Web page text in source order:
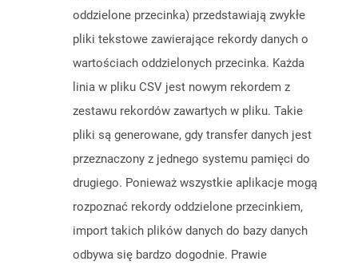
oddzielone przecinka) przedstawiają zwykłe
pliki tekstowe zawierające rekordy danych o
wartościach oddzielonych przecinka. Każda
linia w pliku CSV jest nowym rekordem z
zestawu rekordów zawartych w pliku. Takie
pliki są generowane, gdy transfer danych jest
przeznaczony z jednego systemu pamięci do
drugiego. Ponieważ wszystkie aplikacje mogą
rozpoznać rekordy oddzielone przecinkiem,
import takich plików danych do bazy danych
odbywa się bardzo dogodnie. Prawie